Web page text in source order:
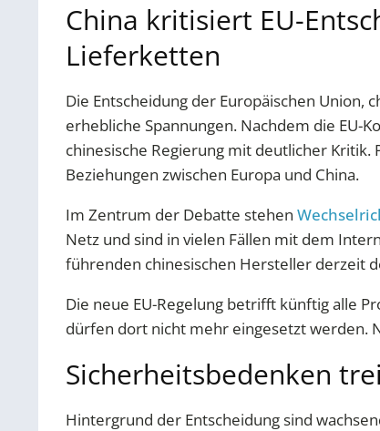
China kritisiert EU-
Lieferketten
Die Entscheidung der Europäischen
erhebliche Spannungen. Nachdem die
chinesische Regierung mit deutlicher
Beziehungen zwischen Europa und China.
Im Zentrum der Debatte stehen
Netz und sind in vielen Fällen mit dem
führenden chinesischen Hersteller derzeit
Die neue EU-Regelung betrifft künftig alle
dürfen dort nicht mehr eingesetzt werden.
Sicherheitsbedenken
Hintergrund der Entscheidung sind